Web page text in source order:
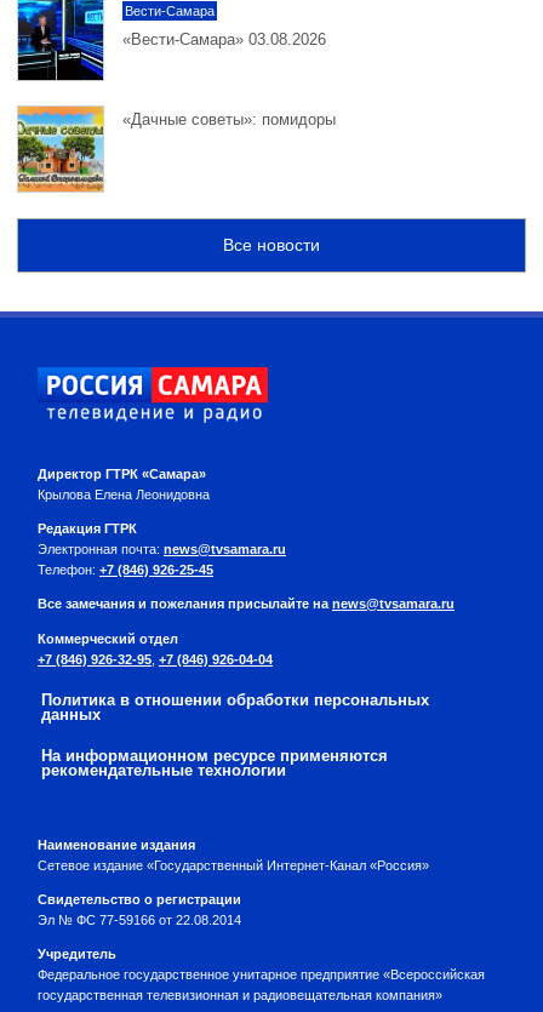
Вести-Самара
«Вести-Самара» 03.08.2026
«Дачные советы»: помидоры
Все новости
Директор ГТРК «Самара»
Крылова Елена Леонидовна
Редакция ГТРК
Электронная почта: news@tvsamara.ru
Телефон: +7 (846) 926-25-45
Все замечания и пожелания присылайте на news@tvsamara.ru
Коммерческий отдел
+7 (846) 926-32-95 +7 (846) 926-04-04
Политика в отношении обработки персональных
данных
На информационном ресурсе применяются
рекомендательные технологии
Наименование издания
Сетевое издание «Государственный Интернет-Канал «Россия»
Свидетельство о регистрации
Эл № ФС 77-59166 от 22.08.2014
Учредитель
Федеральное государственное унитарное предприятие «Всероссийская
государственная телевизионная и радиовещательная компания»